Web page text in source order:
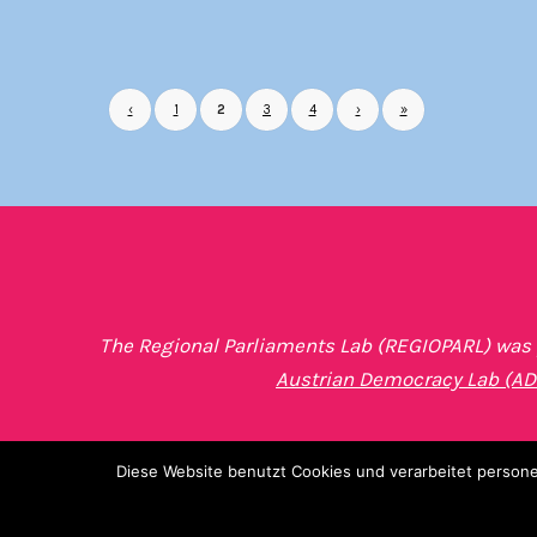
‹ 1 2 3 4 › »
The Regional Parliaments Lab (REGIOPARL)
Austrian Democracy Lab
Diese Website benutzt Cookies und verarbeitet